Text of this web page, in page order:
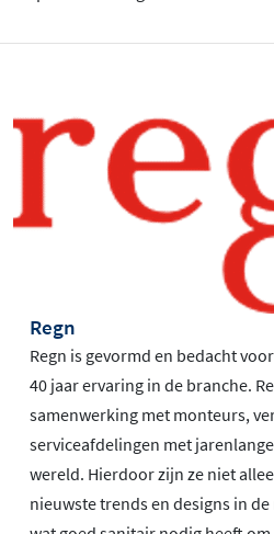
Regn
Regn is gevormd en bedacht
40 jaar ervaring in de branche.
samenwerking met monteurs,
serviceafdelingen met
wereld. Hierdoor zijn ze niet
nieuwste trends en designs in